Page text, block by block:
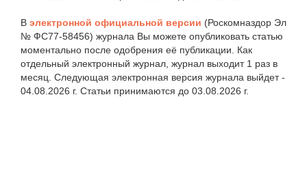
В электронной официальной версии (Роскомназдор Эл
№ ФС77-58456) журнала Вы можете опубликовать статью
моментально после одобрения её публикации. Как
отдельный электронный журнал, журнал выходит 1 раз в
месяц. Следующая электронная версия журнала выйдет -
04.08.2026 г. Статьи принимаются до 03.08.2026 г.